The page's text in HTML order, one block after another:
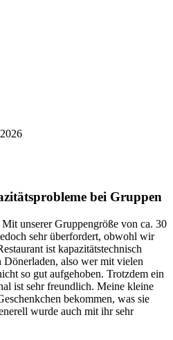
bei Gruppen
unserer Gruppengröße von ca. 30
sehr überfordert, obwohl wir
ist kapazitätstechnisch
also wer mit vielen
so gut aufgehoben. Trotzdem ein
ist sehr freundlich. Meine kleine
bekommen, was sie
wurde auch mit ihr sehr